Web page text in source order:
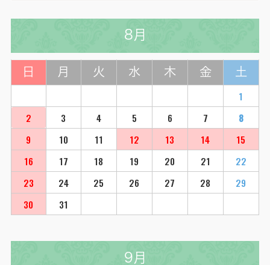
8月
日 月 火 水 木 金 土
1
2
3 4 5 6 7
8
9
10 11 12 13 14
15
16
17 18 19 20 21
22
23
24 25 26 27 28
29
30
31
9月